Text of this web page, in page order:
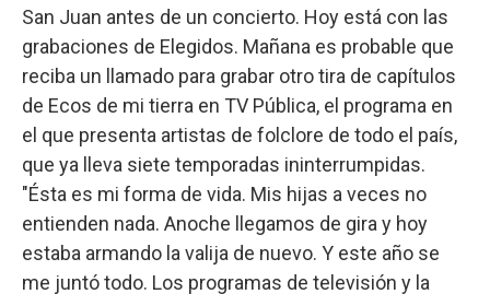
San Juan antes de un concierto. Hoy está con las
grabaciones de Elegidos. Mañana es probable que
reciba un llamado para grabar otro tira de capítulos
de Ecos de mi tierra en TV Pública, el programa en
el que presenta artistas de folclore de todo el país,
que ya lleva siete temporadas ininterrumpidas.
"Ésta es mi forma de vida. Mis hijas a veces no
entienden nada. Anoche llegamos de gira y hoy
estaba armando la valija de nuevo. Y este año se
me juntó todo. Los programas de televisión y la